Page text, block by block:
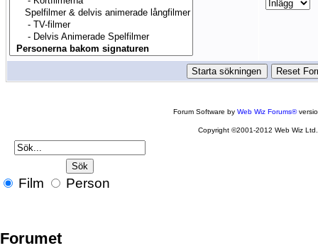
Forum Software byWeb Wiz Forums®
Copyright ©2001-2012 Web Wiz Ltd.
Film Person
Forumet